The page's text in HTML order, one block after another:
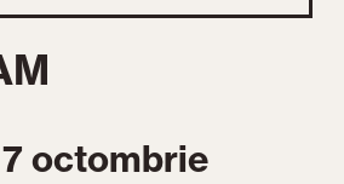
octombrie